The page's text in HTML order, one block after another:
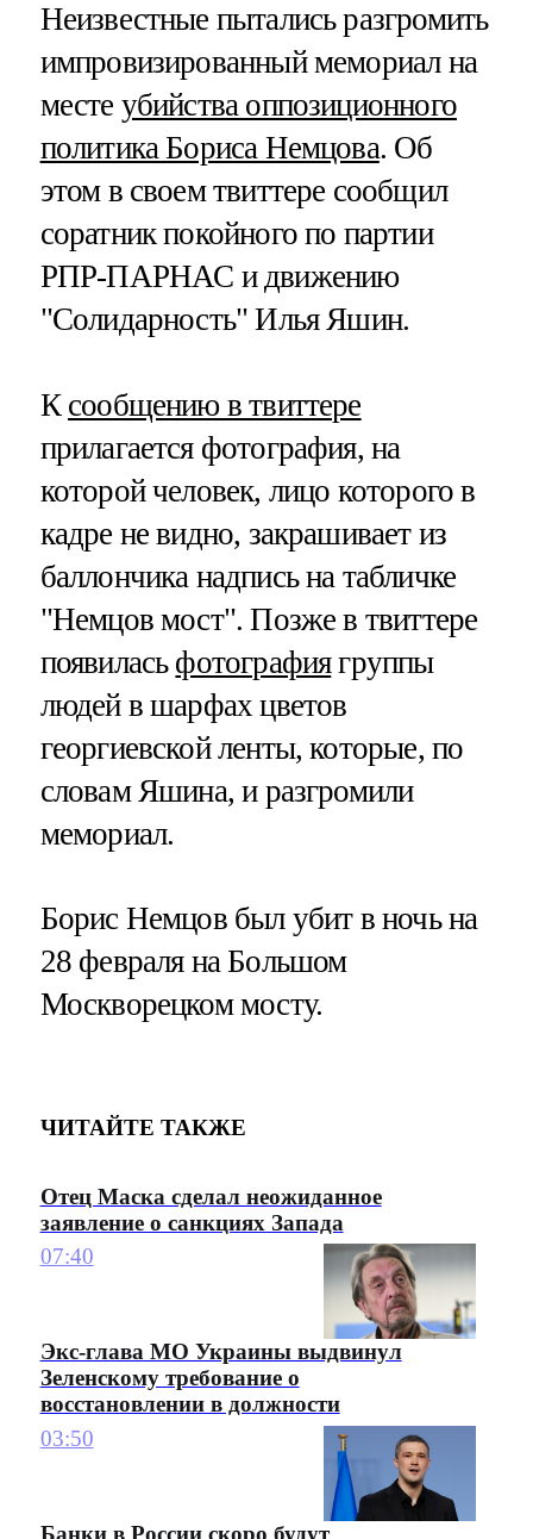
Неизвестные пытались разгромить
импровизированный мемориал на
месте убийства оппозиционного
политика Бориса Немцова. Об
этом в своем твиттере сообщил
соратник покойного по партии
РПР-ПАРНАС и движению
"Солидарность" Илья Яшин.
К сообщению в твиттере
прилагается фотография, на
которой человек, лицо которого в
кадре не видно, закрашивает из
баллончика надпись на табличке
"Немцов мост". Позже в твиттере
появилась фотографиягруппы
людей в шарфах цветов
георгиевской ленты, которые, по
словам Яшина, и разгромили
мемориал.
Борис Немцов был убит в ночь на
28 февраля на Большом
Москворецком мосту.
ЧИТАЙТЕ ТАКЖЕ
Отец Маска сделал неожиданное
заявление о санкциях Запада
07:40
Экс-глава МО Украины выдвинул
Зеленскому требование о
восстановлении в должности
03:50
Банки в России скоро будут